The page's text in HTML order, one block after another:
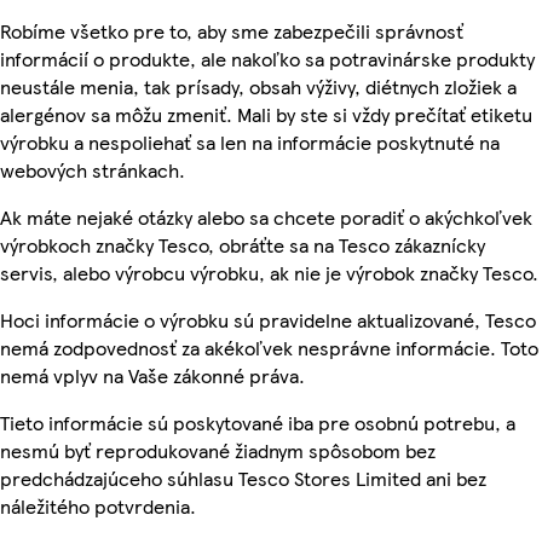
Robíme všetko pre to, aby sme zabezpečili správnosť
informácií o produkte, ale nakoľko sa potravinárske produkty
neustále menia, tak prísady, obsah výživy, diétnych zložiek a
alergénov sa môžu zmeniť. Mali by ste si vždy prečítať etiketu
výrobku a nespoliehať sa len na informácie poskytnuté na
webových stránkach.
Ak máte nejaké otázky alebo sa chcete poradiť o akýchkoľvek
výrobkoch značky Tesco, obráťte sa na Tesco zákaznícky
servis, alebo výrobcu výrobku, ak nie je výrobok značky Tesco.
Hoci informácie o výrobku sú pravidelne aktualizované, Tesco
nemá zodpovednosť za akékoľvek nesprávne informácie. Toto
nemá vplyv na Vaše zákonné práva.
Tieto informácie sú poskytované iba pre osobnú potrebu, a
nesmú byť reprodukované žiadnym spôsobom bez
predchádzajúceho súhlasu Tesco Stores Limited ani bez
náležitého potvrdenia.